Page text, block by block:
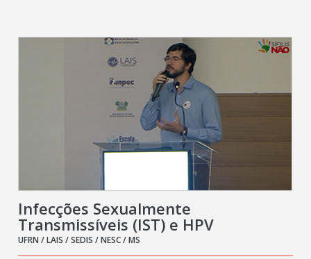
Infecções Sexualmente
Transmissíveis (IST) e HPV
UFRN / LAIS / SEDIS / NESC / MS